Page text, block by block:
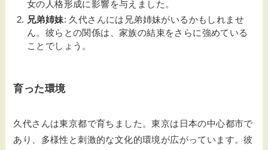
女の人格形成に影響を与えました。
兄弟姉妹: 久代さんには兄弟姉妹がいるかもしれませ
ん。彼らとの関係は、家族の結束をさらに強めている
ことでしょう。
育った環境
久代さんは東京都で育ちました。東京は日本の中心都市で
あり、多様性と刺激的な文化的環境が広がっています。彼